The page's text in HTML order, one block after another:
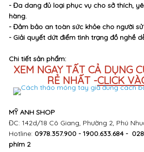
- Đa dang đủ loại phục vụ cho sở thích,
hàng.
- Đảm bảo an toàn sức khỏe cho người
- Giải quyết dứt điểm tình trạng đồ nghề
Chi tiết sản phẩm:
XEM NGAY TẤT CẢ DỤNG
RẺ NHẤT -CLICK
MỸ ANH SHOP
ĐC: 142d/18 Cô Giang, Phường 2, Phú
Hotline: 0978.357.900 - 1900.633.684 -
phím 2